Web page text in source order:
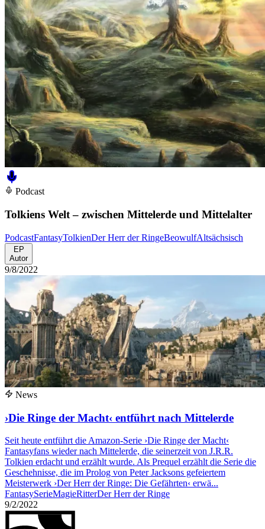
Podcast
Tolkiens Welt – zwischen Mittelerde und Mittelalter
PodcastFantasyTolkienDer Herr der RingeBeowulfAltsächsisch
EP
Autor
9/8/2022
News
›Die Ringe der Macht‹ entführt nach Mittelerde
Seit heute entführt die Amazon-Serie ›Die Ringe der Macht‹
Fantasyfans wieder nach Mittelerde, die seinerzeit von J.R.R.
Tolkien erdacht und erzählt wurde. Als Prequel erzählt die Serie die
Geschehnisse, die im Prolog von Peter Jacksons gefeiertem
Meisterwerk ›Der Herr der Ringe: Die Gefährten‹ erwä...
FantasySerieMagieRitterDer Herr der Ringe
9/2/2022